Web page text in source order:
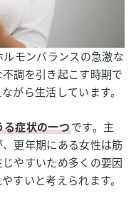
年期の痺れ
モンバランスの急激な
調を引き起こす時期で
がら生活しています。
る症状の一つです。主
更年期にある女性は筋
やすいため多くの要因
すいと考えられます。